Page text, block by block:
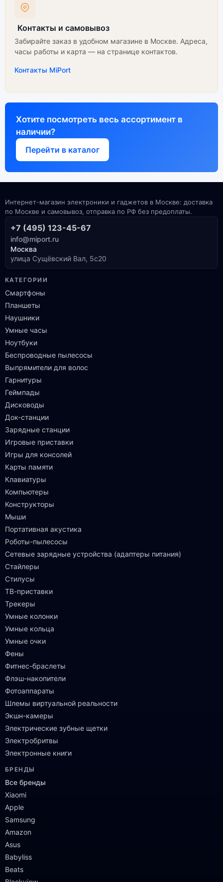
Контакты и самовывоз
Забирайте заказ в удобном магазине в Москве. Адреса,
часы работы и карта — на странице контактов.
Контакты MiPort
Хотите посмотреть весь ассортимент в
наличии?
Перейти в каталог
Интернет-магазин электроники и гаджетов в Москве: доставка
по Москве и самовывоз, отправка по РФ без предоплаты.
+7 (495) 123-45-67
info@miport.ru
Москва
улица Сущёвский Вал, 5с20
КАТЕГОРИИ
Смартфоны
Планшеты
Наушники
Умные часы
Ноутбуки
Беспроводные пылесосы
Выпрямители для волос
Гарнитуры
Геймпады
Дисководы
Док-станции
Зарядные станции
Игровые приставки
Игры для консолей
Карты памяти
Клавиатуры
Компьютеры
Конструкторы
Мыши
Портативная акустика
Роботы-пылесосы
Сетевые зарядные устройства (адаптеры питания)
Стайлеры
Стилусы
ТВ-приставки
Трекеры
Умные колонки
Умные кольца
Умные очки
Фены
Фитнес-браслеты
Флэш-накопители
Фотоаппараты
Шлемы виртуальной реальности
Экшн-камеры
Электрические зубные щетки
Электробритвы
Электронные книги
БРЕНДЫ
Все бренды
Xiaomi
Apple
Samsung
Amazon
Asus
Babyliss
Beats